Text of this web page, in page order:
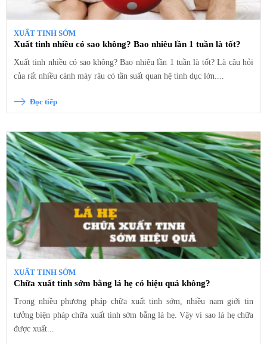
XUẤT TINH SỚM
Xuất tinh nhiều có sao không? Bao nhiêu lần 1 tuần là tốt?
Xuất tinh nhiều có sao không? Bao nhiêu lần 1 tuần là tốt? Là câu hỏi
của rất nhiều cánh mày râu có tần suất quan hệ tình dục lớn....
Đọc tiếp
XUẤT TINH SỚM
Chữa xuất tinh sớm bằng lá hẹ có hiệu quả không?
Trong nhiều phương pháp chữa xuất tinh sớm, nhiều nam giới tin
tưởng biện pháp chữa xuất tinh sớm bằng lá hẹ. Vậy vì sao lá hẹ chữa
được xuất...